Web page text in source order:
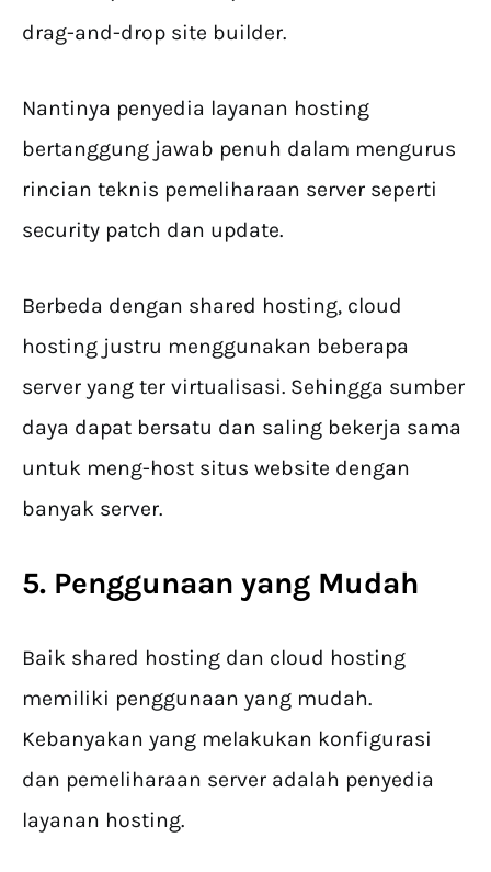
drag-and-drop site builder.
Nantinya penyedia layanan hosting
bertanggung jawab penuh dalam mengurus
rincian teknis pemeliharaan server seperti
security patch dan update.
Berbeda dengan shared hosting, cloud
hosting justru menggunakan beberapa
server yang ter virtualisasi. Sehingga sumber
daya dapat bersatu dan saling bekerja sama
untuk meng-host situs website dengan
banyak server.
5. Penggunaan yang Mudah
Baik shared hosting dan cloud hosting
memiliki penggunaan yang mudah.
Kebanyakan yang melakukan konfigurasi
dan pemeliharaan server adalah penyedia
layanan hosting.